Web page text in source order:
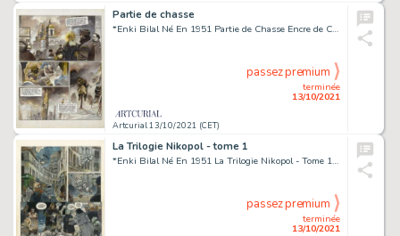
Partie de chasse
*Enki Bilal Né En 1951 Partie de Chasse Encre de Chine Et Gouache Sur Papier Contrecollé Sur Carton Pour La Planche 10 de Cet...
Artcurial 13/10/2021 (CET)
terminée
13/10/2021
passez premium
La Trilogie Nikopol - tome 1
*Enki Bilal Né En 1951 La Trilogie Nikopol - Tome 1 La Foire Aux Immortels Encre de Chine, Gouache Et Crayon Pour La Planch...
terminée
13/10/2021
passez premium